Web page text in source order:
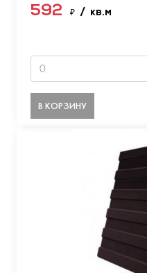
592 ₽ / кв.м
В КОРЗИНУ